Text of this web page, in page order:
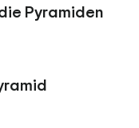
Pyramiden